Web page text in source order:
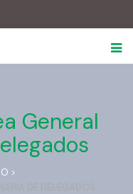
General
>
DE DELEGADOS